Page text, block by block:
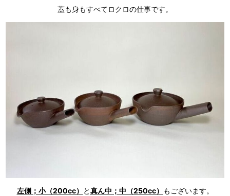
蓋も身もすべてロクロの仕事です。
左側；小（200cc） と真ん中；中（250cc） もございます。